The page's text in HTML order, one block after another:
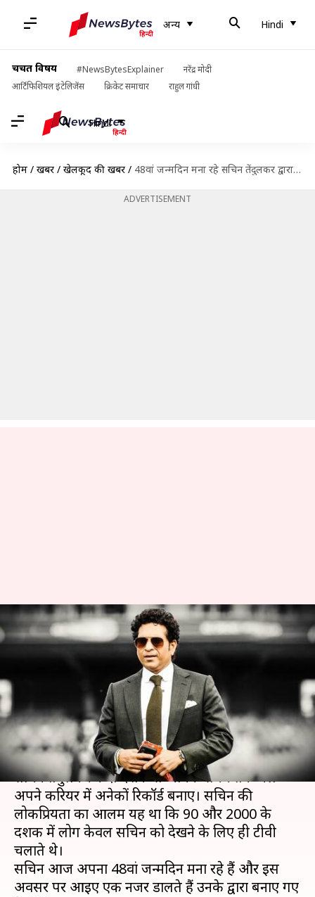
अन्य Hindi
चर्चित विषय #NewsBytesExplainer
नरेंद्र मोदी
आर्टिफिशियल इंटेलिजेंस
क्रिकेट समाचार राहुल गांधी
Hindi
होम / खबरें / खेलकूद की खबरें / 48वां जन्मदिन मना रहे सचिन तेंदुलकर द्वारा बनाए गए रिकॉर्ड्स पर एक नजर
ADVERTISEMENT
48वां जन्मदिन मना रहे सचिन
तेंदुलकर द्वारा बनाए गए रिकॉर्ड्स पर
एक नजर
Apr 24, 2021 12:00 pm
क्या है खबर?
क्रिकेट का भगवान कहे जाने वाले पूर्व भारतीय बल्लेबाज
सचिन तेंदुलकर ने दो दशक से अधिक समय तक चले
अपने करियर में अनेकों रिकॉर्ड बनाए। सचिन की
लोकप्रियता का आलम यह था कि 90 और 2000 के
दशक में लोग केवल सचिन को देखने के लिए ही टीवी
चलाते थे।
सचिन आज अपना 48वां जन्मदिन मना रहे हैं और इस
अवसर पर आइए एक नजर डालते हैं उनके द्वारा बनाए गए